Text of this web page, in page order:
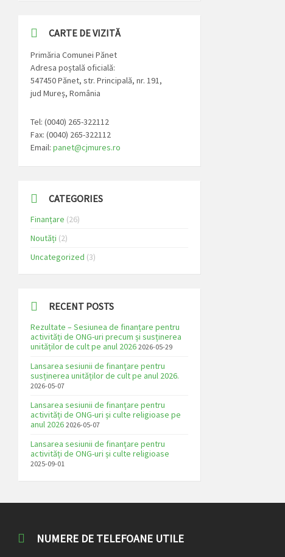
CARTE DE VIZITĂ
Primăria Comunei Pănet
Adresa poștală oficială:
547450 Pănet, str. Principală, nr. 191,
jud Mureș, România
Tel: (0040) 265-322112
Fax: (0040) 265-322112
Email: panet@cjmures.ro
CATEGORIES
Finanțare (26)
Noutăți (2)
Uncategorized (3)
RECENT POSTS
Rezultate – Sesiunea de finanțare pentru
activități de ONG-uri precum și susținerea
unităților de cult pe anul 2026 2026-05-29
Lansarea sesiunii de finanțare pentru
susținerea unităților de cult pe anul 2026.
2026-05-07
Lansarea sesiunii de finanțare pentru
activități de ONG-uri și culte religioase pe
anul 2026 2026-05-07
Lansarea sesiunii de finanțare pentru
activități de ONG-uri și culte religioase
2025-09-01
NUMERE DE TELEFOANE UTILE